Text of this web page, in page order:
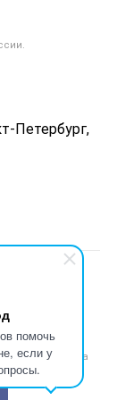
помочь
если у
Петербург,
защищены.
данном сайте,
гиперссылки на